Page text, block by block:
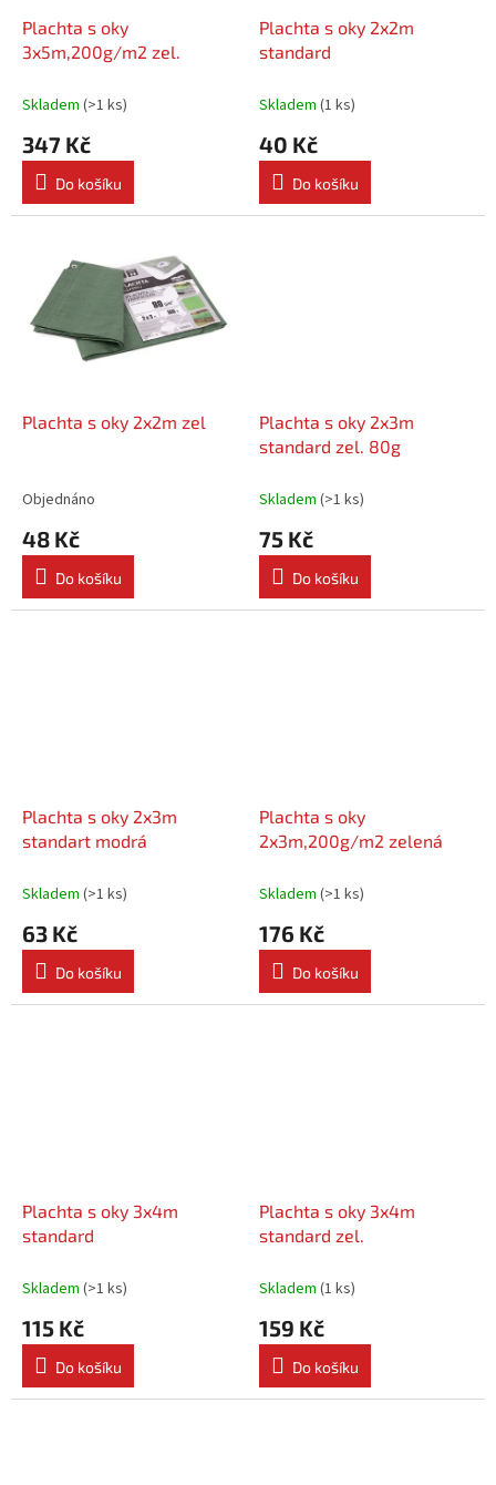
Plachta s oky
3x5m,200g/m2 zel.
Skladem (>1 ks)
347 Kč
Do košíku
Plachta s oky 2x2m
standard
Skladem (1 ks)
40 Kč
Do košíku
Plachta s oky 2x2m zel
Objednáno
48 Kč
Do košíku
Plachta s oky 2x3m
standard zel. 80g
Skladem (>1 ks)
75 Kč
Do košíku
Plachta s oky 2x3m
standart modrá
Skladem (>1 ks)
63 Kč
Do košíku
Plachta s oky
2x3m,200g/m2 zelená
Skladem (>1 ks)
176 Kč
Do košíku
Plachta s oky 3x4m
standard
Skladem (>1 ks)
115 Kč
Do košíku
Plachta s oky 3x4m
standard zel.
Skladem (1 ks)
159 Kč
Do košíku